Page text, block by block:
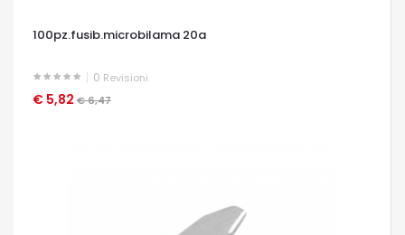
100pz.fusib.microbilama 20a
0 Revisioni
€ 5,82 € 6,47
OCCHIATA VELOCE